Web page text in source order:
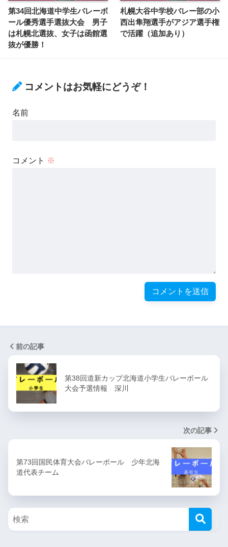
第34回北海道中学生バレーボ
ール優秀選手選抜大会 男子
は札幌北選抜、女子は函館選
抜が優勝！
札幌大谷中学校バレー部の小
西出隼翔選手がアジア選手権
で活躍（追加あり）
コメントはお気軽にどうぞ！
名前
コメント ※
前の記事
第38回道新カップ北海道小学生バレーボール
大会予選情報 深川
次の記事
第73回国民体育大会バレーボール 少年北海
道代表チーム